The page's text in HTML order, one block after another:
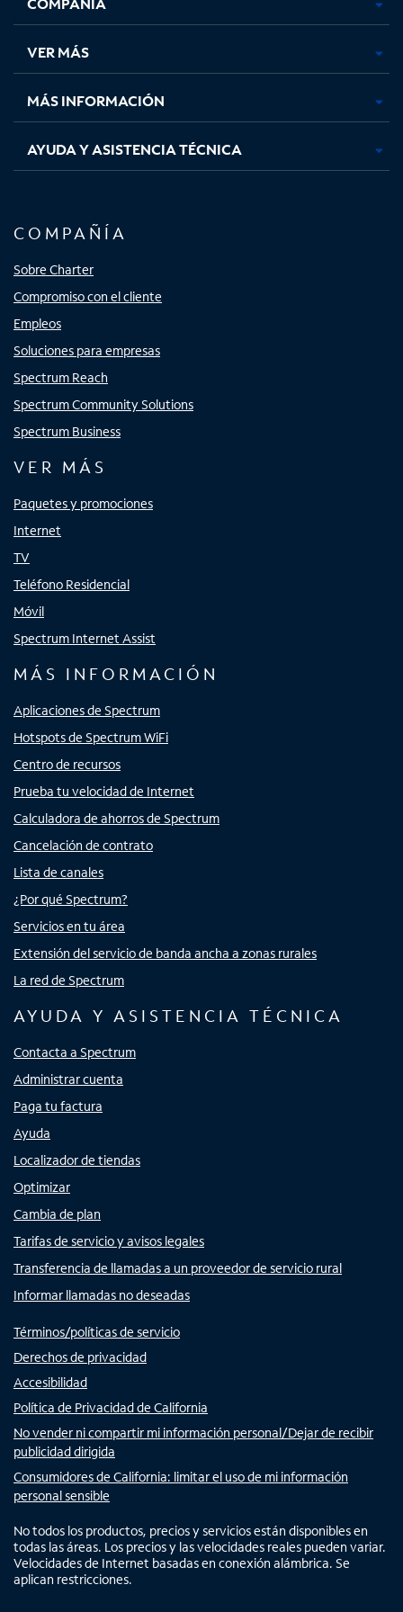
en
pestaña
nueva
en
pestaña
nueva
en
pestaña
nueva
en
nueva
VER MÁS
MÁS INFORMACIÓN
AYUDA Y ASISTENCIA TÉCNICA
COMPAÑÍA
Sobre Charter
Compromiso con el cliente
Empleos
Soluciones para empresas
Spectrum Reach
Spectrum Community Solutions
Spectrum Business
VER MÁS
Paquetes y promociones
Internet
TV
Teléfono Residencial
Móvil
Spectrum Internet Assist
MÁS INFORMACIÓN
Aplicaciones de Spectrum
Hotspots de Spectrum WiFi
Centro de recursos
Prueba tu velocidad de Internet
Calculadora de ahorros de Spectrum
Cancelación de contrato
Lista de canales
¿Por qué Spectrum?
Servicios en tu área
Extensión del servicio de banda ancha a zonas rurales
La red de Spectrum
AYUDA Y ASISTENCIA TÉCNICA
Contacta a Spectrum
Administrar cuenta
Paga tu factura
Ayuda
Localizador de tiendas
Optimizar
Cambia de plan
Tarifas de servicio y avisos legales
Transferencia de llamadas a un proveedor de servicio rural
Informar llamadas no deseadas
Términos/políticas de servicio
Derechos de privacidad
Accesibilidad
Política de Privacidad de California
No vender ni compartir mi información personal/Dejar de recibir
publicidad dirigida
Consumidores de California: limitar el uso de mi información
personal sensible
No todos los productos, precios y servicios están disponibles en
todas las áreas. Los precios y las velocidades reales pueden variar.
Velocidades de Internet basadas en conexión alámbrica. Se
aplican restricciones.